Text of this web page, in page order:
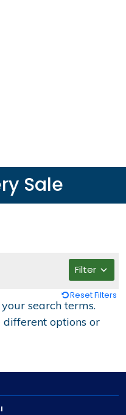
Sale
Filter
Reset Filters
search terms.
options or